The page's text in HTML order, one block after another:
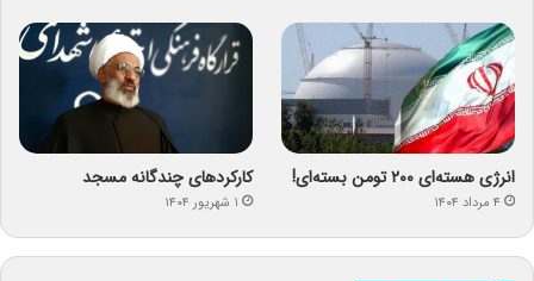
انرژی هسته‌ای ۲۰۰ تومن بسته‌ای!
۴ مرداد ۱۴۰۴
کارکردهای چندگانه مسجد
۱ شهریور ۱۴۰۴